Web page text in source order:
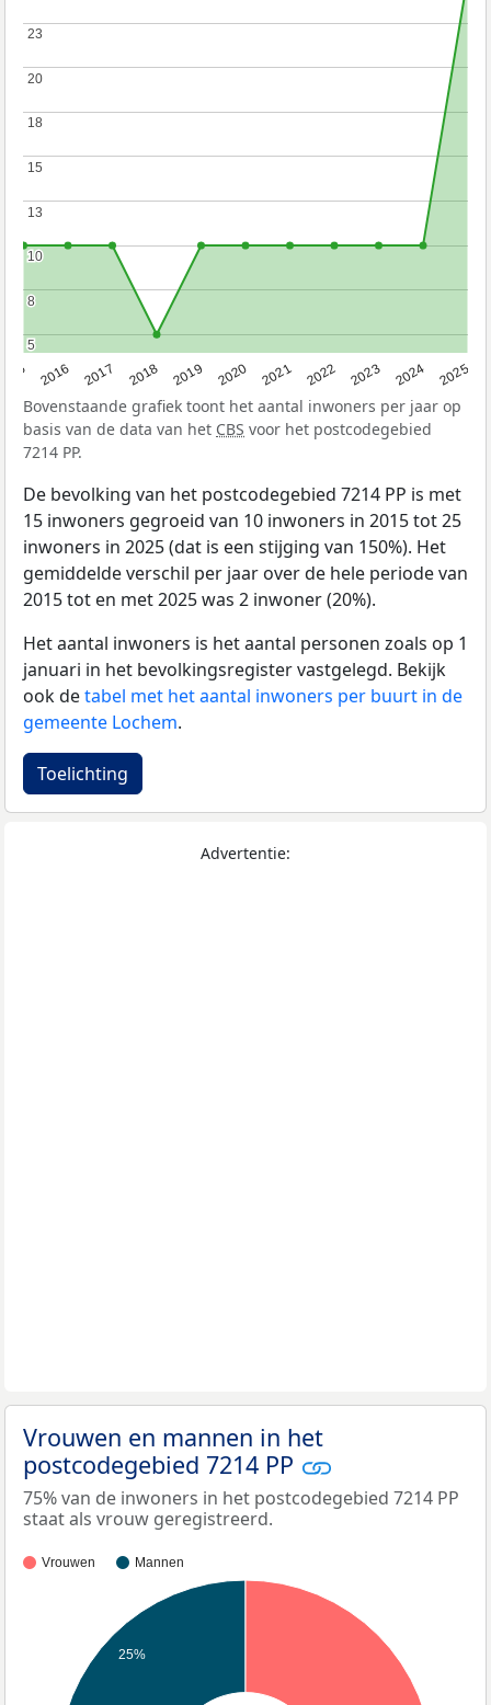
2016 2017 2018 2019 2020 2021 2022 2023 2024 2025
5
5
8
8
10
10
13
13
15
15
18
18
20
20
23
23
Bovenstaande grafiek toont het aantal inwoners per jaar op
basis van de data van het CBS voor het postcodegebied
7214 PP.
De bevolking van het postcodegebied 7214 PP is met
15 inwoners gegroeid van 10 inwoners in 2015 tot 25
inwoners in 2025 (dat is een stijging van 150%). Het
gemiddelde verschil per jaar over de hele periode van
2015 tot en met 2025 was 2 inwoner (20%).
Het aantal inwoners is het aantal personen zoals op 1
januari in het bevolkingsregister vastgelegd. Bekijk
ook detabel met het aantal inwoners per buurt in de
gemeente Lochem.
Toelichting
Advertentie:
Vrouwen en mannen in het
postcodegebied 7214 PP
75% van de inwoners in het postcodegebied 7214 PP
staat als vrouw geregistreerd.
Vrouwen Mannen
25%